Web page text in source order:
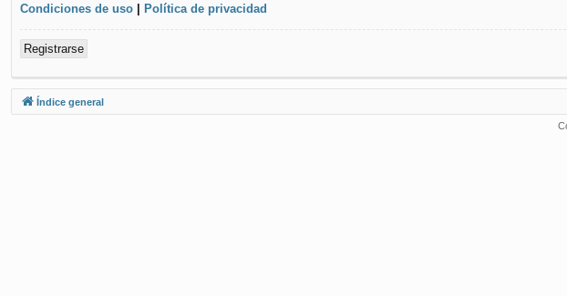
Condiciones de uso | Política de privacidad
Registrarse
Índice general